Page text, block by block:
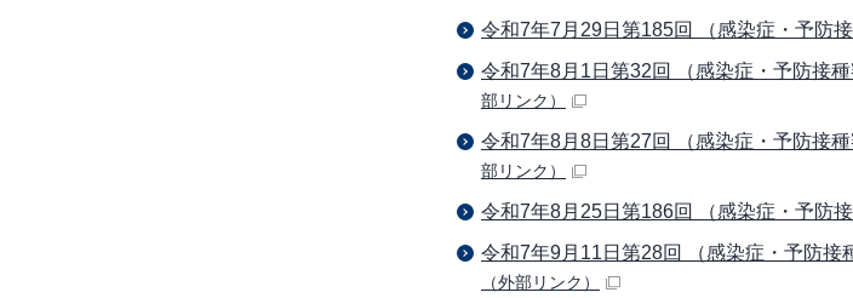
令和7年7月29日第185回 （感染症・予防接
令和7年8月1日第32回 （感染症・予防接
部リンク）
令和7年8月8日第27回 （感染症・予防接
部リンク）
令和7年8月25日第186回 （感染症・予防接
令和7年9月11日第28回 （感染症・予防接
（外部リンク）